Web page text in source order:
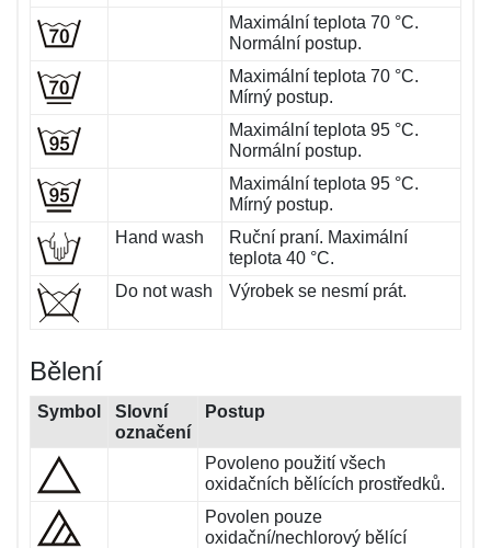
Maximální teplota 70 °C.
Normální postup.
Maximální teplota 70 °C.
Mírný postup.
Maximální teplota 95 °C.
Normální postup.
Maximální teplota 95 °C.
Mírný postup.
Hand wash
Ruční praní. Maximální
teplota 40 °C.
Do not wash
Výrobek se nesmí prát.
Bělení
Symbol
Slovní
označení
Postup
Povoleno použití všech
oxidačních bělících prostředků.
Povolen pouze
oxidační/nechlorový bělící